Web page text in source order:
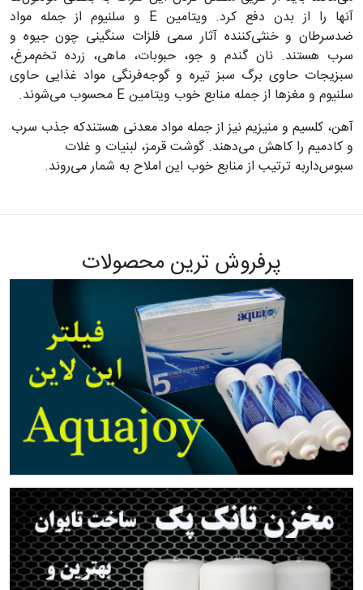
آنها را از بدن دفع کرد. ویتامینE و سلنیوم از جمله مواد
ضدسرطان و خنثی‌کننده آثار سمی فلزات سنگینی چون جیوه و
سرب هستند. نان گندم و جو، حبوبات، ماهی، زرده تخم‌مرغ،
سبزیجات حاوی برگ سبز تیره و گوجه‌فرنگی مواد غذایی حاوی
سلنیوم و مغزها از جمله منابع خوب ویتامینE محسوب می‌شوند.
آهن، کلسیم‌ و منیزیم نیز از جمله مواد معدنی هستندکه جذب سرب
و کادمیم را کاهش می‌دهند. گوشت قرمز، لبنیات و غلات
سبوس‌داربه ترتیب از منابع خوب این املاح به شمار می‌روند.
پرفروش ترین محصولات